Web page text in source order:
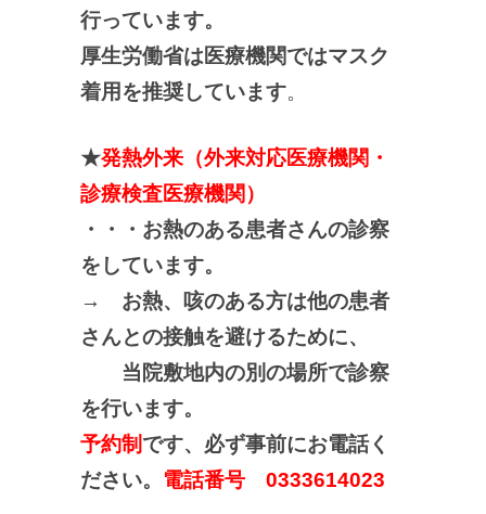
行っています。
厚生労働省は医療機関ではマスク
着用を推奨しています。
★発熱外来（外来対応医療機関・
診療検査医療機関）
・・・ お熱のある患者さんの診察
をしています。
→ お熱、咳のある方は他の患者
さんとの接触を避けるために、
当院敷地内の別の場所で診察
を行います。
予約制 です、必ず事前にお電話く
ださい。 電話番号 0333614023